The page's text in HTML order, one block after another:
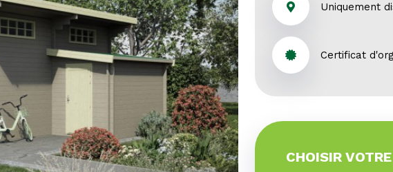
Uniquement
Certificat
CHOISIR